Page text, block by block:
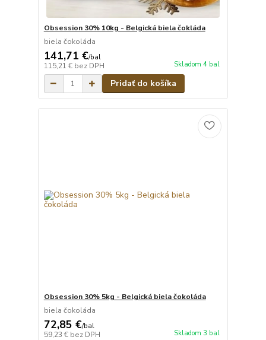
Obsession 30% 10kg - Belgická biela čokláda
biela čokoláda
141,71 €/bal
115,21 € bez DPH Skladom 4 bal
Pridať do košíka
Obsession 30% 5kg - Belgická biela čokoláda
biela čokoláda
72,85 €/bal
59,23 € bez DPH Skladom 3 bal